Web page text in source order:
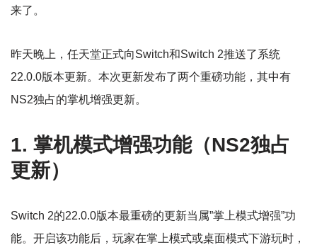
来了。
昨天晚上，任天堂正式向Switch和Switch 2推送了系统
22.0.0版本更新。本次更新发布了两个重磅功能，其中有
NS2独占的掌机增强更新。
1. 掌机模式增强功能（NS2独占
更新）
Switch 2的22.0.0版本最重磅的更新当属”掌上模式增强”功
能。开启该功能后，玩家在掌上模式或桌面模式下游玩时，